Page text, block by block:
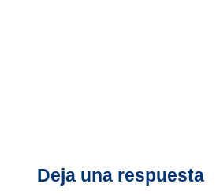
Deja una respuesta